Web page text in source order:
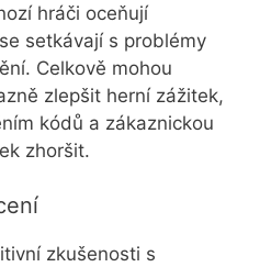
hráči oceňují
setkávají s problémy
Celkově mohou
zlepšit herní zážitek,
kódů a zákaznickou
zhoršit.
zkušenosti s